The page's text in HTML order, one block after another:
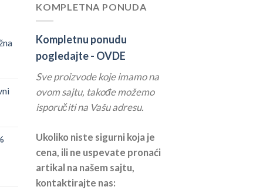
KOMPLETNA PONUDA
Kompletnu ponudu
pogledajte - OVDE
Sve proizvode koje imamo na
ovom sajtu, takođe možemo
isporučiti na Vašu adresu.
Ukoliko niste sigurni koja je
cena, ili ne uspevate pronaći
artikal na našem sajtu,
kontaktirajte nas: